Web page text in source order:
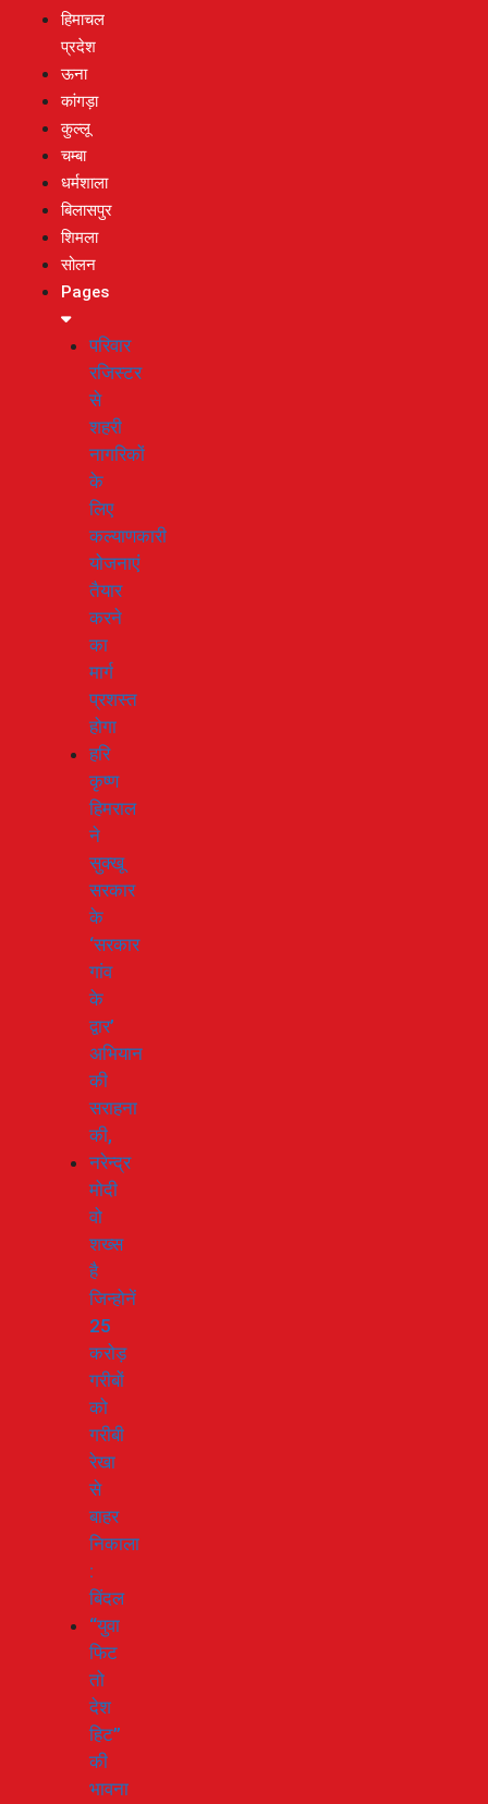
हिमाचल
प्रदेश
ऊना
कांगड़ा
कुल्लू
चम्बा
धर्मशाला
बिलासपुर
शिमला
सोलन
Pages
परिवार
रजिस्टर
से
शहरी
नागरिकों
के
लिए
कल्याणकारी
योजनाएं
तैयार
करने
का
मार्ग
प्रशस्त
होगा
हरि
कृष्ण
हिमराल
ने
सुक्खू
सरकार
के
‘सरकार
गांव
के
द्वार’
अभियान
की
सराहना
की,
नरेन्द्र
मोदी
वो
शख्स
है
जिन्होनें
25
करोड़
गरीबों
को
गरीबी
रेखा
से
बाहर
निकाला
:
बिंदल
“युवा
फिट
तो
देश
हिट”
की
भावना